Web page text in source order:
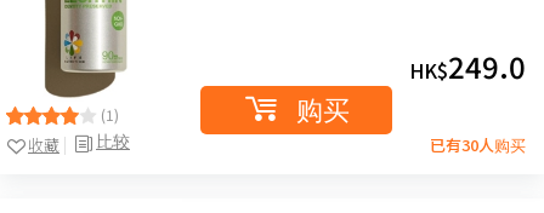
(1)
比较
收藏
HK$249.0
购买
已有30人购买